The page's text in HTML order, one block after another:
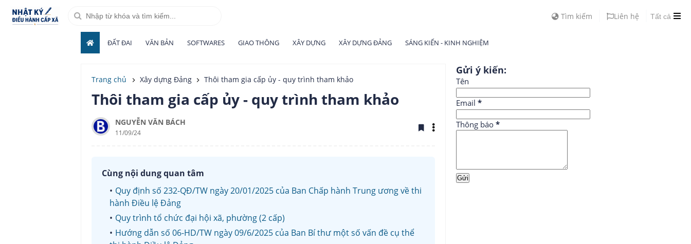
Tìm kiếm Liên hệ Tất cả
ĐẤT ĐAI VĂN BẢN SOFTWARES GIAO THÔNG XÂY DỰNG XÂY DỰNG ĐẢNG SÁNG KIẾN - KINH NGHIỆM
Trang chủ Xây dựng Đảng Thôi tham gia cấp ủy - quy trình tham khảo
Thôi tham gia cấp ủy - quy trình tham khảo
NGUYỄN VĂN BÁCH
11/09/24
Cùng nội dung quan tâm
Quy định số 232-QĐ/TW ngày 20/01/2025 của Ban Chấp hành Trung ương về thi
hành Điều lệ Đảng
Quy trình tổ chức đại hội xã, phường (2 cấp)
Hướng dẫn số 06-HD/TW ngày 09/6/2025 của Ban Bí thư một số vấn đề cụ thể
Gửi ý kiến:
Tên
Email *
Thông báo *